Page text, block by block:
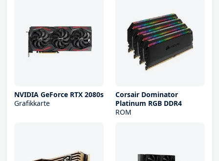
NVIDIA GeForce RTX 2080s
Grafikkarte
Corsair Dominator
Platinum RGB DDR4
ROM